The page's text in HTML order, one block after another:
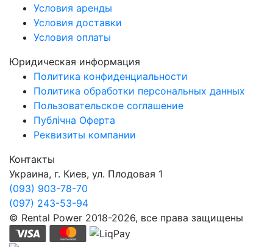
Условия аренды
Условия доставки
Условия оплаты
Юридическая информация
Политика конфиденциальности
Политика обработки персональных данных
Пользовательское соглашение
Публічна Оферта
Реквизиты компании
Контакты
Украина, г. Киев, ул. Плодовая 1
(093) 903-78-70
(097) 243-53-94
© Rental Power 2018-2026, все права защищены